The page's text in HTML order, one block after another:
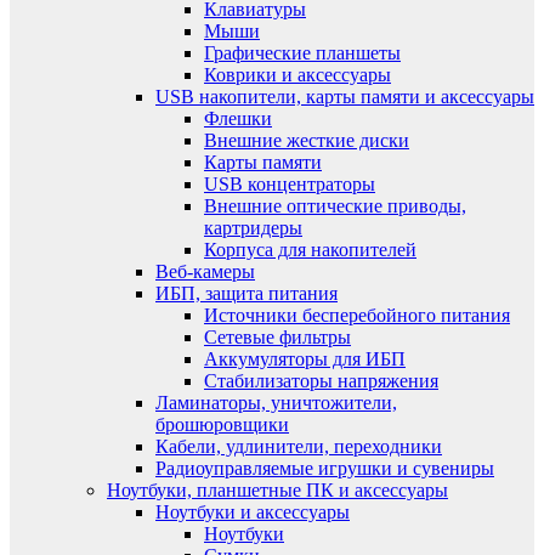
Клавиатуры
Мыши
Графические планшеты
Коврики и аксессуары
USB накопители, карты памяти и аксессуары
Флешки
Внешние жесткие диски
Карты памяти
USB концентраторы
Внешние оптические приводы,
картридеры
Корпуса для накопителей
Веб-камеры
ИБП, защита питания
Источники бесперебойного питания
Сетевые фильтры
Аккумуляторы для ИБП
Стабилизаторы напряжения
Ламинаторы, уничтожители,
брошюровщики
Кабели, удлинители, переходники
Радиоуправляемые игрушки и сувениры
Ноутбуки, планшетные ПК и аксессуары
Ноутбуки и аксессуары
Ноутбуки